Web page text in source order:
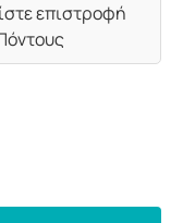
επιστροφή